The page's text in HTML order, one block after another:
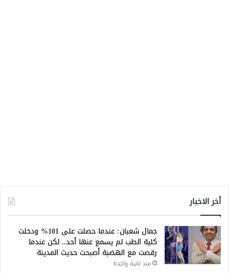
أخر الاخبار
جمال شعبان: عندما حصلت على 101% ودخلت
كلية الطب لم يسمع عنها أحد.. لكن عندما
رقصت مع الهضبة أصبحت حديث المدينة
منذ ثانية واحدة